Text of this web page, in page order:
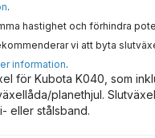
.
hastighet och förhindra
vi att byta
information.
för Kubota K040, som
planethjul.
eller stålsband.